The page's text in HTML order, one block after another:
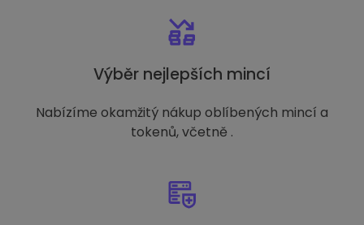
Výběr nejlepších mincí
Nabízíme okamžitý nákup oblíbených mincí a
tokenů, včetně .